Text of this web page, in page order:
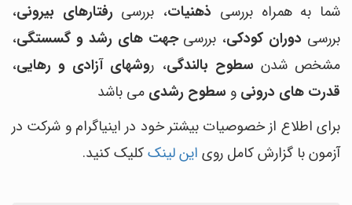
شما به همراه بررسی ذهنیات، بررسی رفتارهای بیرونی،
بررسی دوران کودکی، بررسیجهت های رشد و گسستگی،
مشخص شدن سطوح بالندگی، روشهای آزادی و رهایی،
قدرت های درونی و سطوح رشدی می باشد
برای اطلاع از خصوصیات بیشتر خود در اینیاگرام و شرکت در
آزمون با گزارش کامل روی این لینککلیک کنید.